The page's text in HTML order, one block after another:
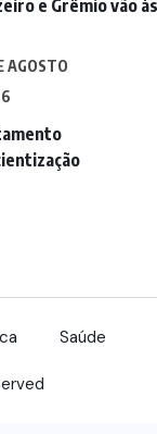
e Grêmio vão
AGOSTO
Saúde